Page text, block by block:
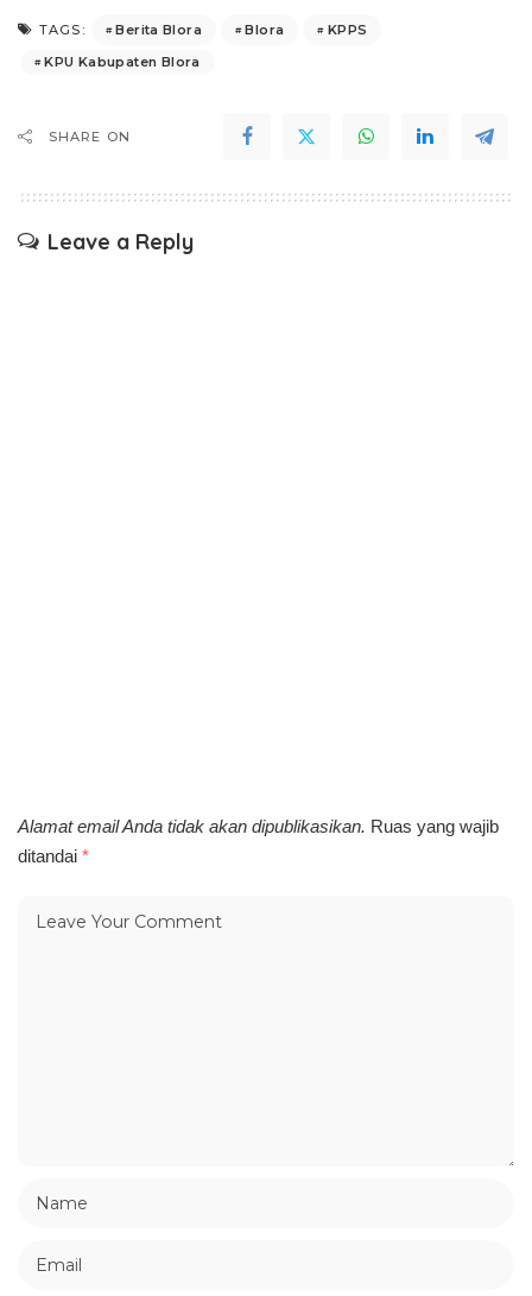
TAGS: Berita Blora Blora
KPPS
KPU Kabupaten Blora
SHARE ON
Leave a Reply
Alamat email Anda tidak akan dipublikasikan. Ruas yang wajib
ditandai *